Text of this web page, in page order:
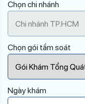
Chọn chi nhánh
Chọn gói tầm soát
Ngày khám